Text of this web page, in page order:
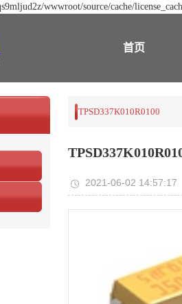
wwwroot/source/cache/
首页
TPSD337K010R0100
2021-06-02 14:57:17